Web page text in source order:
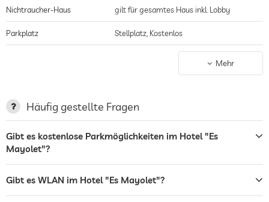
Nichtraucher-Haus gilt für gesamtes Haus inkl. Lobby
Parkplatz Stellplatz, Kostenlos
Restaurant
Hundeverpflegung
Tischtennis
Mehr
Häufig gestellte Fragen
Gibt es kostenlose Parkmöglichkeiten im Hotel "Es
Mayolet"?
Gibt es WLAN im Hotel "Es Mayolet"?